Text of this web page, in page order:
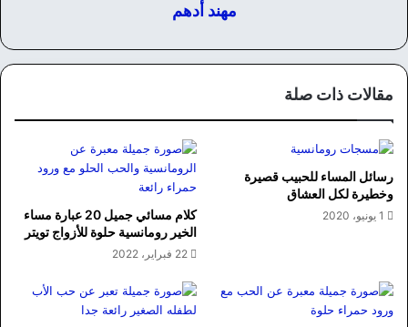
مهند أدهم
مقالات ذات صلة
رسائل المساء للحبيب قصيرة
وخطيرة لكل العشاق
1 يونيو، 2020
كلام مسائي جميل 20 عبارة مساء
الخير رومانسية حلوة للأزواج تويتر
22 فبراير، 2022